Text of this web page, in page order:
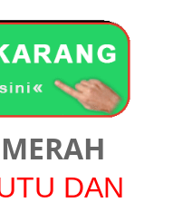
DAN